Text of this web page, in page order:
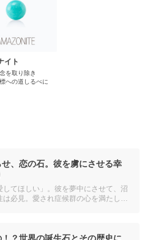
イト
を取り除き
への道しるべに
、恋の石。彼を虜にさせる幸
してほしい」。彼を夢中にさせて、沼
は必見。愛され症候群の心を満たして